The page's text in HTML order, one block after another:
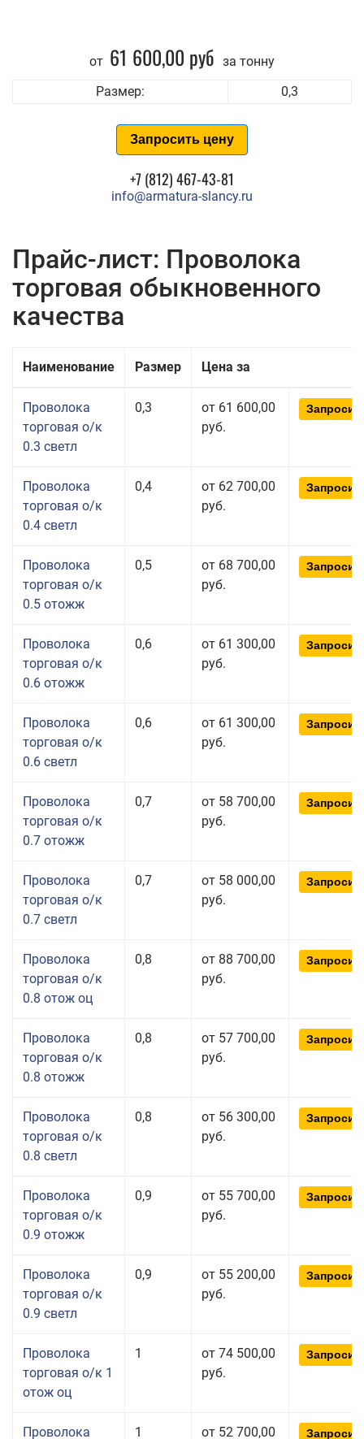
от 61 600,00 руб за тонну
Размер:
0,3
Запросить цену
+7 (812) 467-43-81
info@armatura-slancy.ru
Прайс-лист: Проволока
торговая обыкновенного
качества
Наименование Размер Цена за
Проволока
торговая о/к
0.3 светл
0,3
от 61 600,00
руб.
Проволока
торговая о/к
0.4 светл
0,4
от 62 700,00
руб.
Проволока
торговая о/к
0.5 отожж
0,5
от 68 700,00
руб.
Проволока
торговая о/к
0.6 отожж
0,6
от 61 300,00
руб.
Проволока
торговая о/к
0.6 светл
0,6
от 61 300,00
руб.
Проволока
торговая о/к
0.7 отожж
0,7
от 58 700,00
руб.
Проволока
торговая о/к
0.7 светл
0,7
от 58 000,00
руб.
Проволока
торговая о/к
0.8 отож оц
0,8
от 88 700,00
руб.
Проволока
торговая о/к
0.8 отожж
0,8
от 57 700,00
руб.
Проволока
торговая о/к
0.8 светл
0,8
от 56 300,00
руб.
Проволока
торговая о/к
0.9 отожж
0,9
от 55 700,00
руб.
Проволока
торговая о/к
0.9 светл
0,9
от 55 200,00
руб.
Проволока
торговая о/к 1
отож оц
1
от 74 500,00
руб.
Проволока 1 от 52 700,00